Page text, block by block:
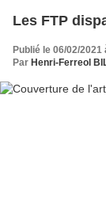
Les FTP
Publié le 06/02/2021
Par Henri-Ferreol